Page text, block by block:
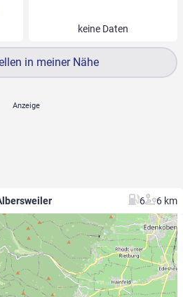
keine Daten
in meiner Nähe
6 6 km